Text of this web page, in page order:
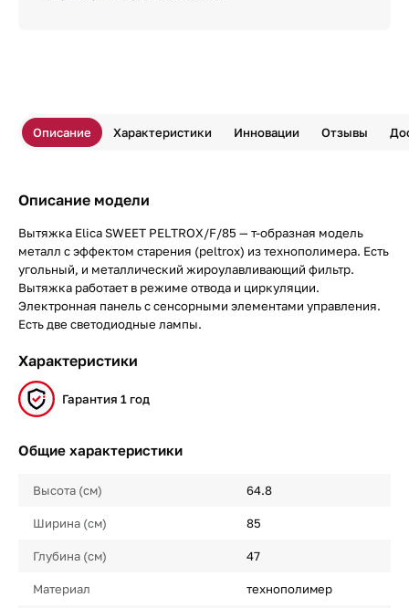
Описание Характеристики Инновации Отзывы
Описание модели
Вытяжка Elica SWEET PELTROX/F/85 — т-образная модель
металл с эффектом старения (peltrox) из технополимера. Есть
угольный, и металлический жироулавливающий фильтр.
Вытяжка работает в режиме отвода и циркуляции.
Электронная панель с сенсорными элементами управления.
Есть две светодиодные лампы.
Характеристики
Гарантия 1 год
Общие характеристики
Высота (см) 64.8
Ширина (см) 85
Глубина (см) 47
Материал технополимер